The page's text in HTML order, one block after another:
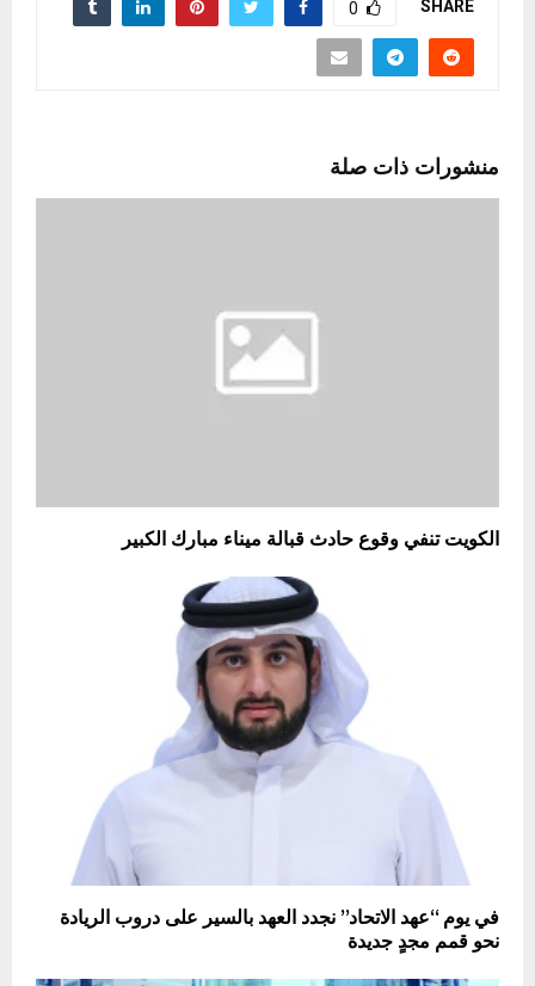
SHARE
0
منشورات ذات صلة
الكويت تنفي وقوع حادث قبالة ميناء مبارك الكبير
في يوم “عهد الاتحاد” نجدد العهد بالسير على دروب الريادة
نحو قمم مجدٍ جديدة